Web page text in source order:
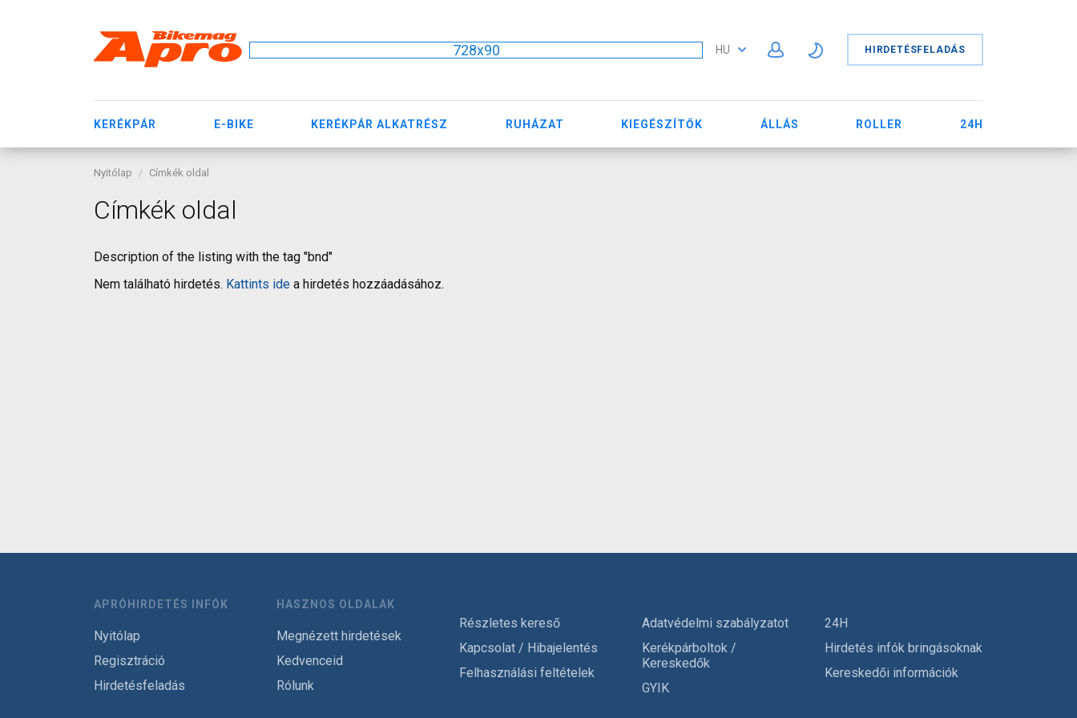
728x90 HU HIRDETÉSFELADÁS
KERÉKPÁR E-BIKE KERÉKPÁR ALKATRÉSZ RUHÁZAT KIEGÉSZÍTŐK ÁLLÁS ROLLER 24H
Nyitólap Címkék oldal
Címkék oldal
Description of the listing with the tag "bnd"
Nem található hirdetés. Kattints ide a hirdetés hozzáadásához.
APRÓHIRDETÉS INFÓK
Nyitólap
Regisztráció
Hirdetésfeladás
HASZNOS OLDALAK
Megnézett hirdetések
Kedvenceid
Rólunk
Részletes kereső
Kapcsolat / Hibajelentés
Felhasználási feltételek
Adatvédelmi szabályzatot
Kerékpárboltok /
Kereskedők
GYIK
24H
Hirdetés infók bringásoknak
Kereskedői információk